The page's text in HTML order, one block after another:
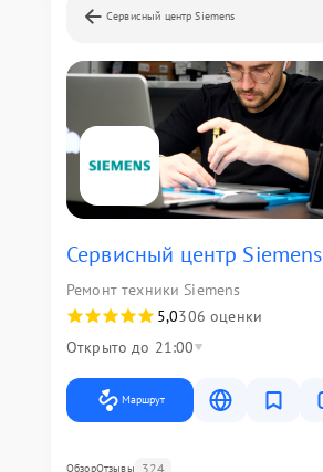
Сервисный центр Siemens
Сервисный центр Siemens
Ремонт техники Siemens
5,0306 оценки
Открыто до 21:00
Маршрут
ОбзорОтзывы 324